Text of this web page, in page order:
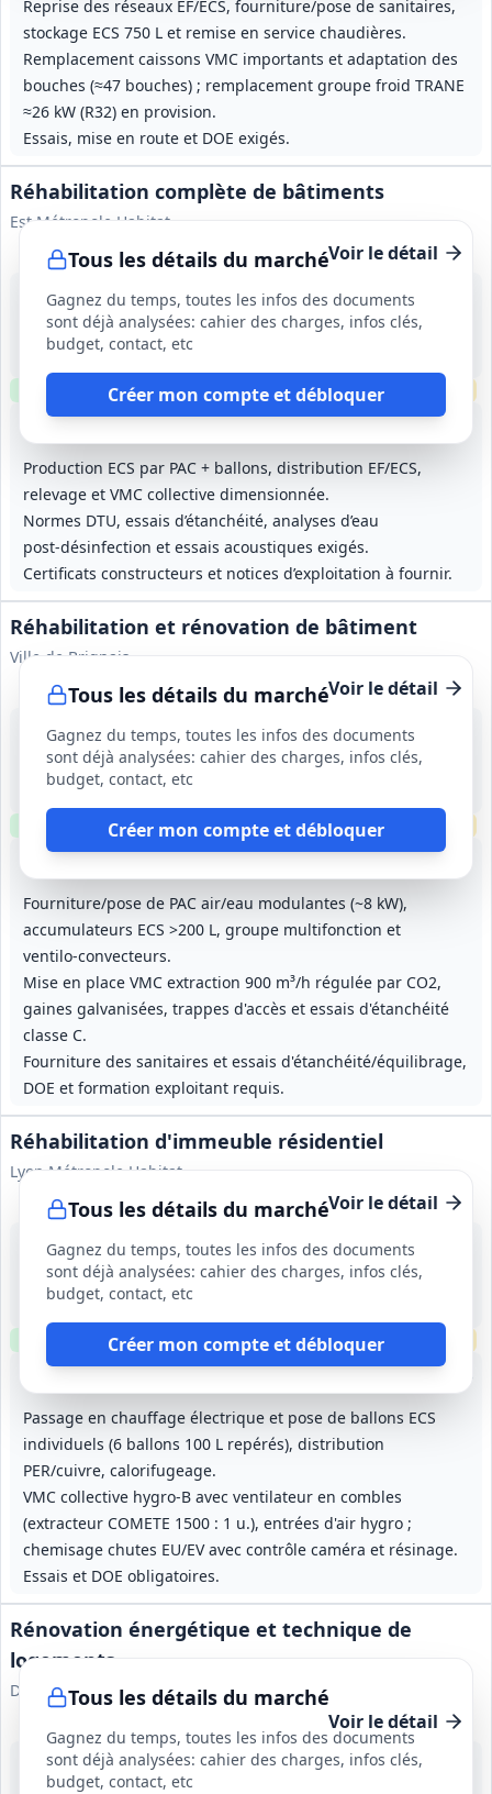
Reprise des réseaux EF/ECS, fourniture/pose de sanitaires,
stockage ECS 750 L et remise en service chaudières.
Remplacement caissons VMC importants et adaptation des
bouches (≈47 bouches) ; remplacement groupe froid TRANE
≈26 kW (R32) en provision.
Essais, mise en route et DOE exigés.
Tous les détails du marché
Gagnez du temps, toutes les infos des documents
sont déjà analysées: cahier des charges, infos clés,
budget, contact, etc
Créer mon compte et débloquer
Réhabilitation complète de bâtiments
Est Métropole Habitat
Voir le détail
Production ECS par PAC + ballons, distribution EF/ECS,
relevage et VMC collective dimensionnée.
Normes DTU, essais d’étanchéité, analyses d’eau
post‑désinfection et essais acoustiques exigés.
Certificats constructeurs et notices d’exploitation à fournir.
7 sept. 2026
Villeurbanne (69)
18 mois (à partir de novembre 2026)
Clause environnementale Visiterequise Échantillons
Tous les détails du marché
Gagnez du temps, toutes les infos des documents
sont déjà analysées: cahier des charges, infos clés,
budget, contact, etc
Créer mon compte et débloquer
Réhabilitation et rénovation de bâtiment
Ville de Brignais
Voir le détail
Fourniture/pose de PAC air/eau modulantes (~8 kW),
accumulateurs ECS >200 L, groupe multifonction et
ventilo‑convecteurs.
Mise en place VMC extraction 900 m³/h régulée par CO2,
gaines galvanisées, trappes d'accès et essais d'étanchéité
classe C.
Fourniture des sanitaires et essais d'étanchéité/équilibrage,
DOE et formation exploitant requis.
8 sept. 2026
Brignais (69)
6 mois (début 19/10/2026)
Clause environnementale Visiterequise Échantillons
Tous les détails du marché
Gagnez du temps, toutes les infos des documents
sont déjà analysées: cahier des charges, infos clés,
budget, contact, etc
Créer mon compte et débloquer
Réhabilitation d'immeuble résidentiel
Lyon Métropole Habitat
Voir le détail
Passage en chauffage électrique et pose de ballons ECS
individuels (6 ballons 100 L repérés), distribution
PER/cuivre, calorifugeage.
VMC collective hygro‑B avec ventilateur en combles
(extracteur COMETE 1500 : 1 u.), entrées d'air hygro ;
chemisage chutes EU/EV avec contrôle caméra et résinage.
Essais et DOE obligatoires.
10 sept. 2026
Oullins (69)
8 mois (préparation 30 jours incluse)
Clause environnementale Visiterequise Échantillons
Tous les détails du marché
Gagnez du temps, toutes les infos des documents
sont déjà analysées: cahier des charges, infos clés,
budget, contact, etc
Rénovation énergétique et technique de
logements
Deux Fleuves Rhône Habitat
Voir le détail
11 sept. 2026
Saint-Symphorien-sur-Coise (69)